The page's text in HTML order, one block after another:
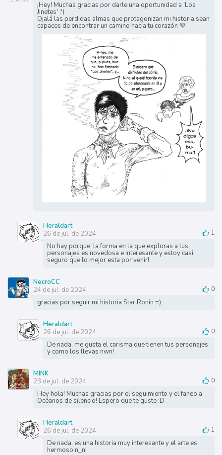
¡Hey! Muchas gracias por darle una oportunidad a 'Los
Jinetes' :')
Ojalá las perdidas almas que protagonizan mi historia sean
capaces de encontrar un camino hacia tu corazón 💚
Heraldart
26 de jul. de 2024
1
No hay porque, la forma en la que exploras a tus
personajes es novedosa e interesante y estoy casi
seguro que lo mejor esta por venir!
NecroCC
24 de jul. de 2024
0
gracias por seguir mi historia Star Ronin =)
Heraldart
26 de jul. de 2024
0
De nada, me gusta el carisma que tienen tus personajes
y como los llevas nwn!
MINK
23 de jul. de 2024
0
Hey hola! Muchas gracias por el seguimiento y el faneo a
Océanos de silencio! Espero que te guste :D
Heraldart
26 de jul. de 2024
1
De nada, es una historia muy interesante y el arte es
hermoso n_n!